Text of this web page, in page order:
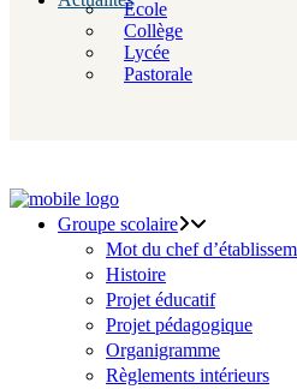
École
Collège
Lycée
Pastorale
Groupe scolaire
Mot du chef
Histoire
Projet éducatif
Projet pédagogique
Organigramme
Règlements intérieurs